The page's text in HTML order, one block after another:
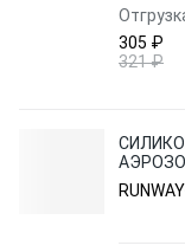
305 ₽
321 ₽
RUNWAY